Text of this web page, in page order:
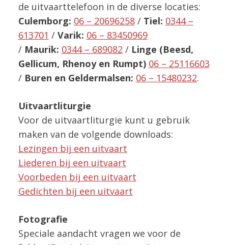
de uitvaarttelefoon in de diverse locaties:
Culemborg: 06 – 20696258/ Tiel: 0344 –
613701 / Varik: 06 – 83450969
/ Maurik: 0344 – 689082 / Linge (Beesd,
Gellicum, Rhenoy en Rumpt) 06 – 25116603
/ Buren en Geldermalsen: 06 – 15480232.
Uitvaartliturgie
Voor de uitvaartliturgie kunt u gebruik
maken van de volgende downloads:
Lezingen bij een uitvaart
Liederen bij een uitvaart
Voorbeden bij een uitvaart
Gedichten bij een uitvaart
Fotografie
Speciale aandacht vragen we voor de